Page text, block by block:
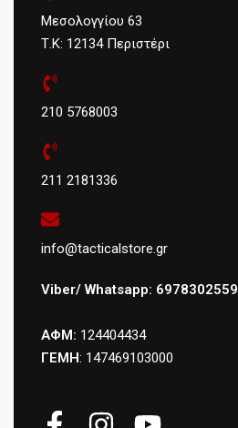
Μεσολογγίου 63
Τ.Κ: 12134 Περιστέρι
210 5768003
211 2181336
info@tacticalstore.gr
Viber/ Whatsapp: 6978302559
ΑΦΜ: 124404434
ΓΕΜΗ: 147469103000